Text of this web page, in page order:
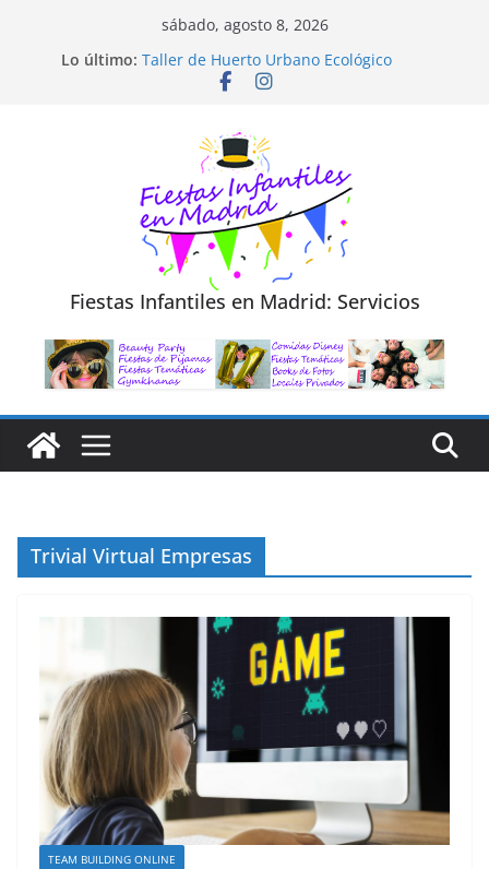
sábado, agosto 8, 2026
Lo último: Diseño de Moda y Reciclaje de Prendas
Taller de Huerto Urbano Ecológico
TALLER FOTOGRAFÍA LA NATURALEZA
Trivial Virtual para niños
Fiestas Infantiles en Madrid: Servicios
Trivial Virtual Empresas
TEAM BUILDING ONLINE